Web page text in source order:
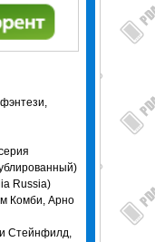
Russia)
Комби, Арно
Стейнфилд,